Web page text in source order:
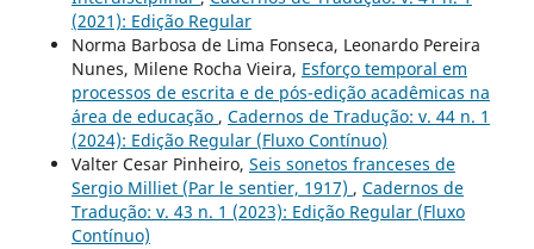
(2021): Edição Regular
Norma Barbosa de Lima Fonseca, Leonardo Pereira
Nunes, Milene Rocha Vieira, Esforço temporal em
processos de escrita e de pós-edição acadêmicas na
área de educação , Cadernos de Tradução: v. 44 n. 1
(2024): Edição Regular (Fluxo Contínuo)
Valter Cesar Pinheiro, Seis sonetos franceses de
Sergio Milliet (Par le sentier, 1917) , Cadernos de
Tradução: v. 43 n. 1 (2023): Edição Regular (Fluxo
Contínuo)